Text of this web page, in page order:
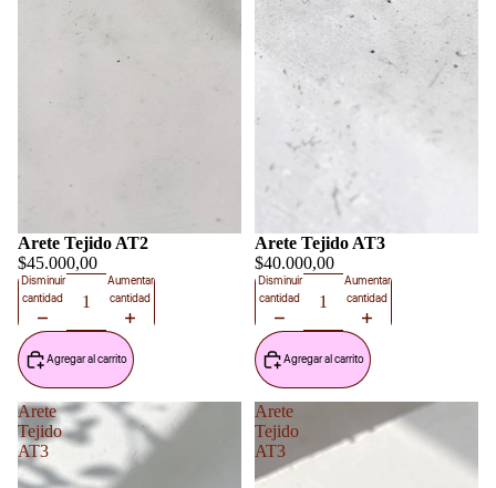
Arete Tejido AT2
$45.000,00
Disminuir
cantidad
Aumentar
cantidad
Agregar al carrito
Arete Tejido AT3
$40.000,00
Disminuir
cantidad
Aumentar
cantidad
Agregar al carrito
Arete
Tejido
AT3
Arete
Tejido
AT3